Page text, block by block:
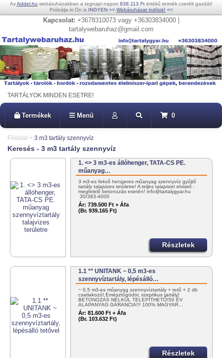
AzAddel.hu webáruházakban a tegnapi napon 838.113 Ftértékű termék cserélt gazdát!
Próbálja ki Ön is INGYEN >> Webáruházat indítok! <<
Kapcsolat: +3678310073 vagy +36303834000 |
tartalywebaruhaz@gmail.com
TARTÁLYOK MINDEN ESETRE!
Termékek Menü 0
Főoldal > 3 m3 tartály szennyvíz
Keresés - 3 m3 tartály szennyvíz
1. <> 3 m3-es állóhenger, TATA-CS PE.
műanyag…
3 m3-es fekvő hengeres műanyag szennyvíz gyűjtő
tartály talajvizes területre! A teljes talajvizet elviseli -
megfelelő betonozás esetén! info@tartalygyar.hu
30/383-4000
Ár: 739.500 Ft + Áfa
(Br. 939.165 Ft)
Részletek
1.1 ** UNITANK ~ 0,5 m3-es
szennyvíztartály, lépésálló…
~ 0,5 m3-es műanyag szennyvíztartály + tető + 2 db
csatlakozó! Emésztőgödör, szeptikus tartály!
BETONOZÁS NÉLKÜL TELEPÍTHETŐ!50 ÉV
ALAPANYAG GARANCIA!!! 100% MAGYAR…
Ár: 81.600 Ft + Áfa
(Br. 103.632 Ft)
Részletek